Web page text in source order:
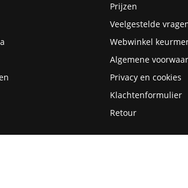
Prijzen
Veelgestelde
Webwinkel
Algemene
Privacy en cookies
Klachtenformulier
Retour